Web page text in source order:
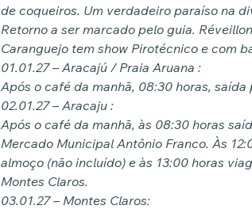
de coqueiros. Um verdadeiro paraíso na
Retorno a ser marcado pelo guia.
Caranguejo tem show Pirotécnico e com
01.01.27 – Aracajú / Praia Aruana :
Após o café da manhã, 08:30 horas,
02.01.27 – Aracaju :
Após o café da manhã, às 08:30 horas
Mercado Municipal Antônio Franco. Às
almoço (não incluído) e às 13:00 horas
Montes Claros.
03.01.27 – Montes Claros: